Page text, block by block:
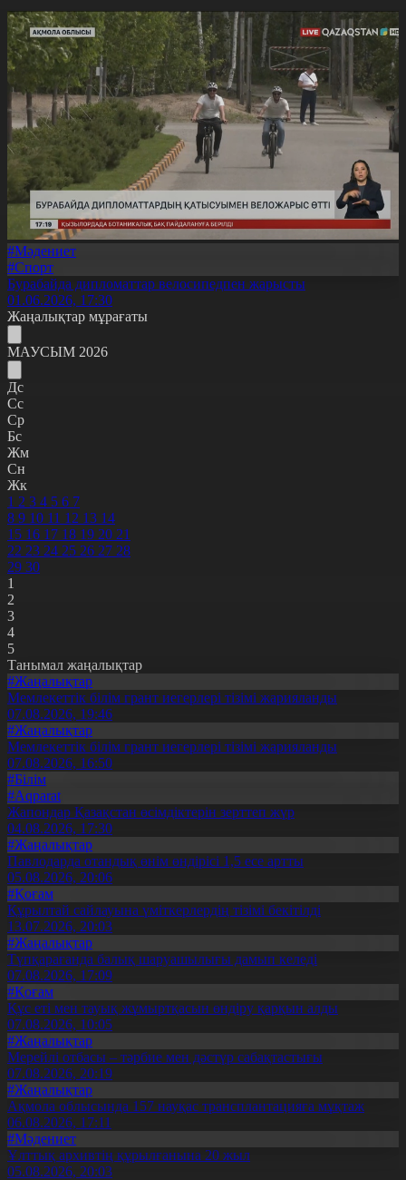
#Мәдениет
#Спорт
Бурабайда дипломаттар велосипедпен жарысты
01.06.2026, 17:30
Жаңалықтар мұрағаты
МАУСЫМ 2026
Дс
Сс
Ср
Бс
Жм
Сн
Жк
1 2 3 4 5 6 7
8 9 10 11 12 13 14
15 16 17 18 19 20 21
22 23 24 25 26 27 28
29 30
1
2
3
4
5
Танымал жаңалықтар
#Жаңалықтар
Мемлекеттік білім грант иегерлері тізімі жарияланды
07.08.2026, 19:46
#Жаңалықтар
Мемлекеттік білім грант иегерлері тізімі жарияланды
07.08.2026, 16:50
#Білім
#Aqparat
Жапондар Қазақстан өсімдіктерін зерттеп жүр
04.08.2026, 17:30
#Жаңалықтар
Павлодарда отандық өнім өндірісі 1,5 есе артты
05.08.2026, 20:06
#Қоғам
Құрылтай сайлауына үміткерлердің тізімі бекітілді
13.07.2026, 20:03
#Жаңалықтар
Түпқарағанда балық шаруашылығы дамып келеді
07.08.2026, 17:09
#Қоғам
Құс еті мен тауық жұмыртқасын өндіру қарқын алды
07.08.2026, 10:05
#Жаңалықтар
Мерейлі отбасы – тәрбие мен дәстүр сабақтастығы
07.08.2026, 20:19
#Жаңалықтар
Ақмола облысында 157 науқас трансплантацияға мұқтаж
06.08.2026, 17:11
#Мәдениет
Ұлттық архивтің құрылғанына 20 жыл
05.08.2026, 20:03